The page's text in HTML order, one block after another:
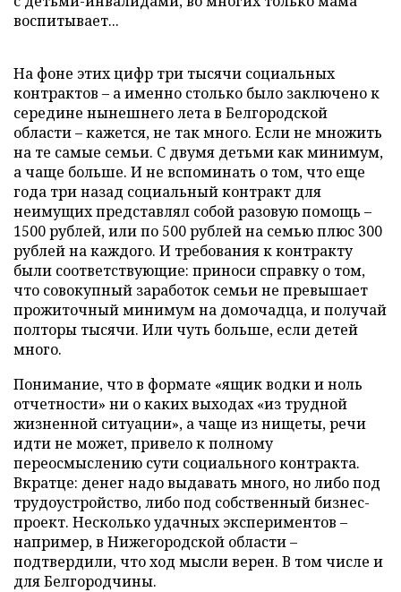
воспитывает...
На фоне этих цифр три тысячи социальных
контрактов – а именно столько было заключено к
середине нынешнего лета в Белгородской
области – кажется, не так много. Если не множить
на те самые семьи. С двумя детьми как минимум,
а чаще больше. И не вспоминать о том, что еще
года три назад социальный контракт для
неимущих представлял собой разовую помощь –
1500 рублей, или по 500 рублей на семью плюс 300
рублей на каждого. И требования к контракту
были соответствующие: приноси справку о том,
что совокупный заработок семьи не превышает
прожиточный минимум на домочадца, и получай
полторы тысячи. Или чуть больше, если детей
много.
Понимание, что в формате «ящик водки и ноль
отчетности» ни о каких выходах «из трудной
жизненной ситуации», а чаще из нищеты, речи
идти не может, привело к полному
переосмыслению сути социального контракта.
Вкратце: денег надо выдавать много, но либо под
трудоустройство, либо под собственный бизнес-
проект. Несколько удачных экспериментов –
например, в Нижегородской области –
подтвердили, что ход мысли верен. В том числе и
для Белгородчины.